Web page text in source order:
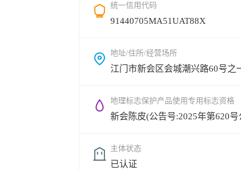
统一信用代码
91440705MA51UAT88X
地址/住所/经营场所
江门市新会区会城潮兴路60号之
地理标志保护产品使用专用标志资格
新会陈皮(公告号:2025年第620
主体状态
已认证